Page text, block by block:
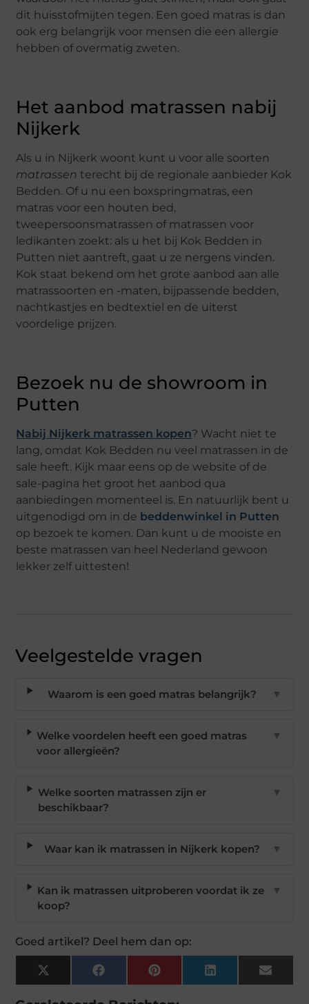
dit huisstofmijten tegen. Een goed matras is dan
ook erg belangrijk voor mensen die een allergie
hebben of overmatig zweten.
Het aanbod matrassen nabij
Nijkerk
Als u in Nijkerk woont kunt u voor alle soorten
matrassen terecht bij de regionale aanbieder Kok
Bedden. Of u nu een boxspringmatras, een
matras voor een houten bed,
tweepersoonsmatrassen of matrassen voor
ledikanten zoekt: als u het bij Kok Bedden in
Putten niet aantreft, gaat u ze nergens vinden.
Kok staat bekend om het grote aanbod aan alle
matrassoorten en -maten, bijpassende bedden,
nachtkastjes en bedtextiel en de uiterst
voordelige prijzen.
Bezoek nu de showroom in
Putten
Nabij Nijkerk matrassen kopen? Wacht niet te
lang, omdat Kok Bedden nu veel matrassen in de
sale heeft. Kijk maar eens op de website of de
sale-pagina het groot het aanbod qua
aanbiedingen momenteel is. En natuurlijk bent u
uitgenodigd om in de beddenwinkel in Putten
op bezoek te komen. Dan kunt u de mooiste en
beste matrassen van heel Nederland gewoon
lekker zelf uittesten!
Veelgestelde vragen
Waarom is een goed matras belangrijk? ▼
Welke voordelen heeft een goed matras
voor allergieën?
▼
Welke soorten matrassen zijn er
beschikbaar?
▼
Waar kan ik matrassen in Nijkerk kopen? ▼
Kan ik matrassen uitproberen voordat ik ze
koop?
▼
Goed artikel? Deel hem dan op:
X
(Twitter)
FacebookPinterest LinkedIn Email